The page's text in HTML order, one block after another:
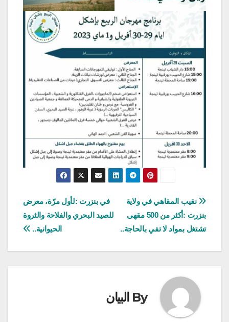
تصفّح
المقالات
في بنزرت :لأول مرّة، معرض
للصيد البحري والفلاحة والثروة
الحيوانية..
نقيب المقاهي في ولاية
بنزرت :أكثر من 500 مقهى
تشتغل بمواد لا تفي بالحاجة..
By البيان